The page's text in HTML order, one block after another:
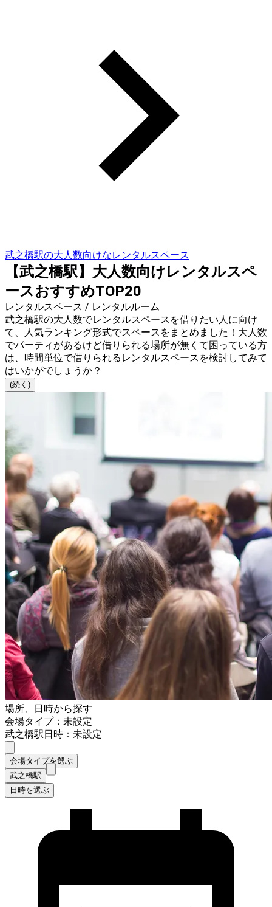
武之橋駅の大人数向けなレンタルスペース
【武之橋駅】大人数向けレンタルスペ
ースおすすめTOP20
レンタルスペース / レンタルルーム
武之橋駅の大人数でレンタルスペースを借りたい人に向け
て、人気ランキング形式でスペースをまとめました！大人数
でパーティがあるけど借りられる場所が無くて困っている方
は、時間単位で借りられるレンタルスペースを検討してみて
はいかがでしょうか？
(続く)
場所、日時から探す
会場タイプ：未設定
武之橋駅日時：未設定
会場タイプを選ぶ
武之橋駅
日時を選ぶ